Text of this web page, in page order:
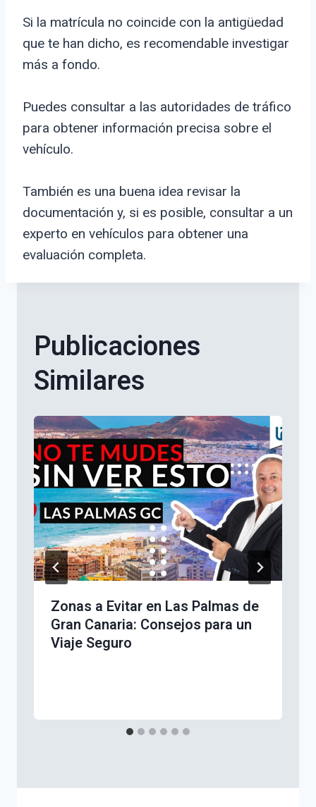
Si la matrícula no coincide con la antigüedad
que te han dicho, es recomendable investigar
más a fondo.
Puedes consultar a las autoridades de tráfico
para obtener información precisa sobre el
vehículo.
También es una buena idea revisar la
documentación y, si es posible, consultar a un
experto en vehículos para obtener una
evaluación completa.
Publicaciones
Similares
Zonas a Evitar en Las Palmas de
Gran Canaria: Consejos para un
Viaje Seguro